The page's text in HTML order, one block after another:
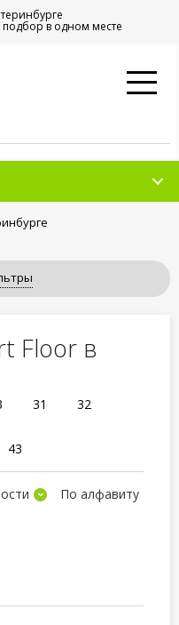
в одном месте
Floor в
31 32
43
По алфавиту